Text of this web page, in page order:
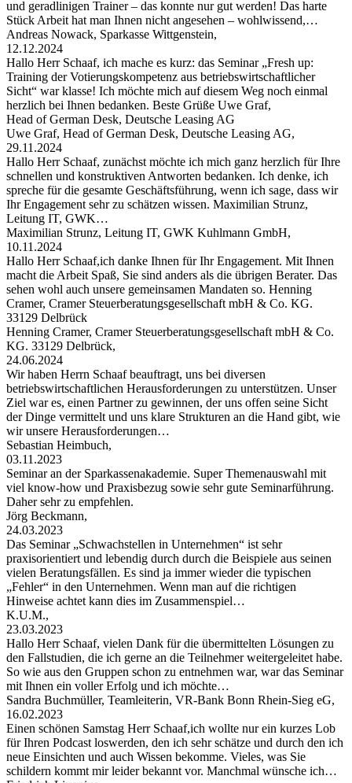
und geradlinigen Trainer – das konnte nur gut werden! Das harte
Stück Arbeit hat man Ihnen nicht angesehen – wohlwissend,…
Andreas Nowack, Sparkasse Wittgenstein,
12.12.2024
Hallo Herr Schaaf, ich mache es kurz: das Seminar „Fresh up:
Training der Votierungskompetenz aus betriebswirtschaftlicher
Sicht“ war klasse! Ich möchte mich auf diesem Weg noch einmal
herzlich bei Ihnen bedanken. Beste Grüße Uwe Graf,
Head of German Desk, Deutsche Leasing AG
Uwe Graf, Head of German Desk, Deutsche Leasing AG,
29.11.2024
Hallo Herr Schaaf, zunächst möchte ich mich ganz herzlich für Ihre
schnellen und konstruktiven Antworten bedanken. Ich denke, ich
spreche für die gesamte Geschäftsführung, wenn ich sage, dass wir
Ihr Engagement sehr zu schätzen wissen. Maximilian Strunz,
Leitung IT, GWK…
Maximilian Strunz, Leitung IT, GWK Kuhlmann GmbH,
10.11.2024
Hallo Herr Schaaf,ich danke Ihnen für Ihr Engagement. Mit Ihnen
macht die Arbeit Spaß, Sie sind anders als die übrigen Berater. Das
sehen wohl auch unsere gemeinsamen Mandaten so. Henning
Cramer, Cramer Steuerberatungsgesellschaft mbH & Co. KG.
33129 Delbrück
Henning Cramer, Cramer Steuerberatungsgesellschaft mbH & Co.
KG. 33129 Delbrück,
24.06.2024
Wir haben Herrn Schaaf beauftragt, uns bei diversen
betriebswirtschaftlichen Herausforderungen zu unterstützen. Unser
Ziel war es, einen Partner zu gewinnen, der uns offen seine Sicht
der Dinge vermittelt und uns klare Strukturen an die Hand gibt, wie
wir unsere Herausforderungen…
Sebastian Heimbuch,
03.11.2023
Seminar an der Sparkassenakademie. Super Themenauswahl mit
viel know-how und Praxisbezug sowie sehr gute Seminarführung.
Daher sehr zu empfehlen.
Jörg Beckmann,
24.03.2023
Das Seminar „Schwachstellen in Unternehmen“ ist sehr
praxisorientiert und lebendig durch durch die Beispiele aus seinen
vielen Beratungsfällen. Es sind ja immer wieder die typischen
„Fehler“ in den Unternehmen. Wenn man auf die richtigen
Hinweise achtet kann dies im Zusammenspiel…
K.U.M.,
23.03.2023
Hallo Herr Schaaf, vielen Dank für die übermittelten Lösungen zu
den Fallstudien, die ich gerne an die Teilnehmer weitergeleitet habe.
So wie aus den Gruppen schon zu entnehmen war, war das Seminar
mit Ihnen ein voller Erfolg und ich möchte…
Sandra Buchmüller, Teamleiterin, VR-Bank Bonn Rhein-Sieg eG,
16.02.2023
Einen schönen Samstag Herr Schaaf,ich wollte nur ein kurzes Lob
für Ihren Podcast loswerden, den ich sehr schätze und durch den ich
neue Einsichten und auch Wissen bekomme. Vieles, was Sie
schildern kommt mir leider bekannt vor. Manchmal wünsche ich…